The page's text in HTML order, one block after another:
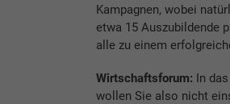
Kampagnen, wobei
etwa 15 Auszubildende
alle zu einem
Wirtschaftsforum: In
wollen Sie also nicht